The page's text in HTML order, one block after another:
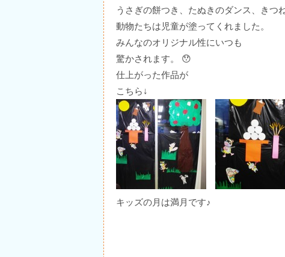
うさぎの餅つき、たぬきのダンス、きつ
動物たちは児童が塗ってくれました。
みんなのオリジナル性にいつも
驚かされます。 😯
仕上がった作品が
こちら↓
キッズの月は満月です♪